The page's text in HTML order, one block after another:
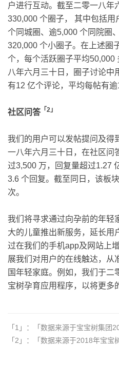
户进行互动。截至二零一八年
330,000 个圈子， 其中包括
个同城圈、逾5,000 个同院圈
320,000 个小圈子。在上述圈
个，每个活跃圈子平均50,000
八年六月三十日，圈子讨论中
有12 亿个评论，平均每帖有逾
社区问答 「2」
我们的用户可以发帖提问及得
一八年六月三十日，在社区问
过3,500 万，回复量超过1.27
3.6 个回复。截至同日，该板
次。
我们将寻求通过向孕前的年轻
大的儿童推出新服务，延长用
过在我们的手机app及网站上
展我们对用户的在线触达，从
国年轻家庭。例如，我们于二
宝树孕育应用程序，以将更多
「1」：「数据来源于宝宝树集团
「2」：「数据来源于2018年宝宝